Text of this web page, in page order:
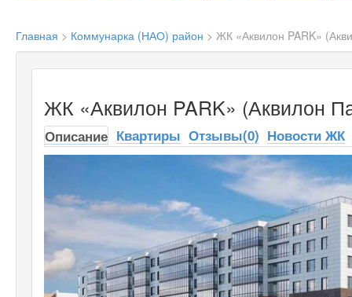
Главная > Коммунарка (НАО) район > ЖК «Аквилон PARK»
ЖК «Аквилон PARK» (Аквилон
Описание Квартиры Отзывы(0) Новости ЖК